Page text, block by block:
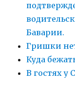
Баварии.
Гришки
Куда
В гостях у